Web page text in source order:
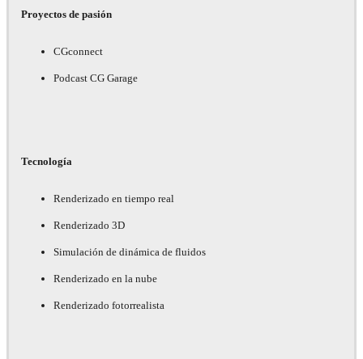
Proyectos de pasión
CGconnect
Podcast CG Garage
Tecnología
Renderizado en tiempo real
Renderizado 3D
Simulación de dinámica de fluidos
Renderizado en la nube
Renderizado fotorrealista